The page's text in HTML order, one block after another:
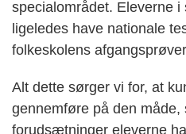
specialområdet. Eleverne i
ligeledes have nationale
folkeskolens
Alt dette sørger vi for, at
gennemføre på den måde,
forudsætninger eleverne